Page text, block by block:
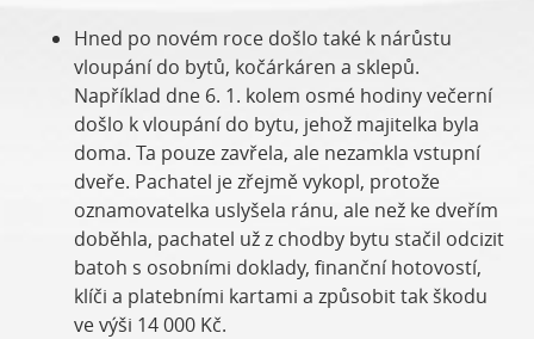
Hned po novém roce došlo také k nárůstu
vloupání do bytů, kočárkáren a sklepů.
Například dne 6. 1. kolem osmé hodiny večerní
došlo k vloupání do bytu, jehož majitelka byla
doma. Ta pouze zavřela, ale nezamkla vstupní
dveře. Pachatel je zřejmě vykopl, protože
oznamovatelka uslyšela ránu, ale než ke dveřím
doběhla, pachatel už z chodby bytu stačil odcizit
batoh s osobními doklady, finanční hotovostí,
klíči a platebními kartami a způsobit tak škodu
ve výši 14 000 Kč.